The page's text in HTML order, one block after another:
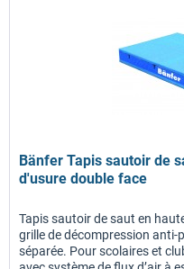
Bänfer Tapis sautoir de
d'usure double face
Tapis sautoir de saut en
grille de décompression anti-
séparée. Pour scolaires et